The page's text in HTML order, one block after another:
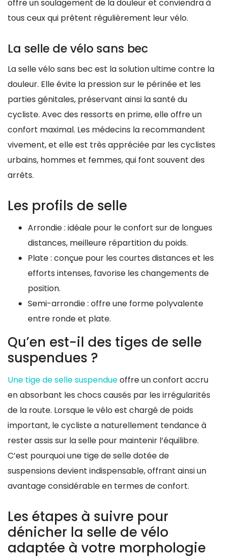
offre un soulagement de la douleur et conviendra à
tous ceux qui prêtent régulièrement leur vélo.
La selle de vélo sans bec
La selle vélo sans bec est la solution ultime contre la
douleur. Elle évite la pression sur le périnée et les
parties génitales, préservant ainsi la santé du
cycliste. Avec des ressorts en prime, elle offre un
confort maximal. Les médecins la recommandent
vivement, et elle est très appréciée par les cyclistes
urbains, hommes et femmes, qui font souvent des
arrêts.
Les profils de selle
Arrondie : idéale pour le confort sur de longues
distances, meilleure répartition du poids.
Plate : conçue pour les courtes distances et les
efforts intenses, favorise les changements de
position.
Semi-arrondie : offre une forme polyvalente
entre ronde et plate.
Qu’en est-il des tiges de selle
suspendues ?
Une tige de selle suspendueoffre un confort accru
en absorbant les chocs causés par les irrégularités
de la route. Lorsque le vélo est chargé de poids
important, le cycliste a naturellement tendance à
rester assis sur la selle pour maintenir l’équilibre.
C’est pourquoi une tige de selle dotée de
suspensions devient indispensable, offrant ainsi un
avantage considérable en termes de confort.
Les étapes à suivre pour
dénicher la selle de vélo
adaptée à votre morphologie